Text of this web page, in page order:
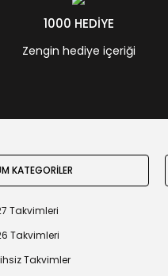
1000 HEDİYE
Zengin hediye içeriği
KATEGORİLER
Takvimleri
Takvimleri
Takvimler